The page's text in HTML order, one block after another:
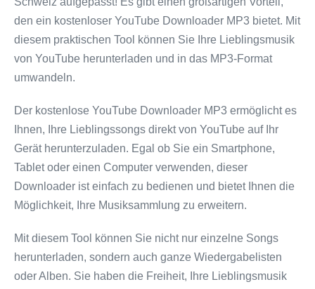
den ein kostenloser YouTube Downloader MP3 bietet. Mit
diesem praktischen Tool können Sie Ihre Lieblingsmusik
von YouTube herunterladen und in das MP3-Format
umwandeln.
Der kostenlose YouTube Downloader MP3 ermöglicht es
Ihnen, Ihre Lieblingssongs direkt von YouTube auf Ihr
Gerät herunterzuladen. Egal ob Sie ein Smartphone,
Tablet oder einen Computer verwenden, dieser
Downloader ist einfach zu bedienen und bietet Ihnen die
Möglichkeit, Ihre Musiksammlung zu erweitern.
Mit diesem Tool können Sie nicht nur einzelne Songs
herunterladen, sondern auch ganze Wiedergabelisten
oder Alben. Sie haben die Freiheit, Ihre Lieblingsmusik